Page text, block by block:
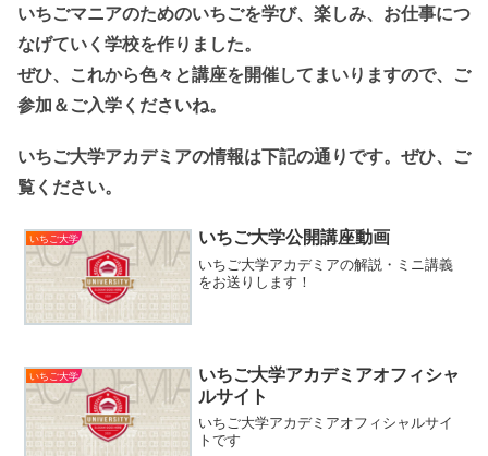
いちごマニアのためのいちごを学び、楽しみ、お仕事につ
なげていく学校を作りました。
ぜひ、これから色々と講座を開催してまいりますので、ご
参加＆ご入学くださいね。
いちご大学アカデミアの情報は下記の通りです。ぜひ、ご
覧ください。
いちご大学 いちご大学公開講座動画
いちご大学アカデミアの解説・ミニ講義
をお送りします！
いちご大学
いちご大学アカデミアオフィシャ
ルサイト
いちご大学アカデミアオフィシャルサイ
トです